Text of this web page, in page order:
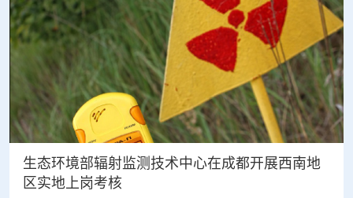
生态环境部辐射监测技术中心在成都开展西南地
区实地上岗考核